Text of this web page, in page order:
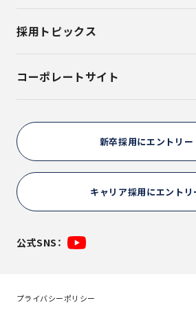
採用トピックス
コーポレートサイト
新卒採用にエントリー
キャリア採用にエントリ
公式SNS：
プライバシーポリシー